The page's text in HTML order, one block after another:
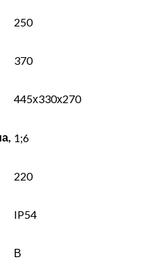
250
370
445х330х270
1;6
220
IP54
В